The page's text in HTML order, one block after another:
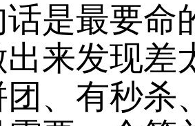
话是最要命
出来发现差
、有秒杀